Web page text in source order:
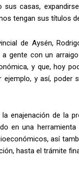
casas,
tengan sus títulos
de Aysén,
gente con un
y que, hoy
y así, poder
enajenación de la
en una
así
hasta el trámite